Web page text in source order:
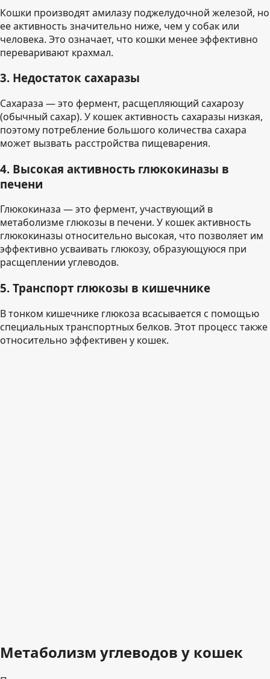
Кошки производят амилазу поджелудочной железой, но
ее активность значительно ниже, чем у собак или
человека. Это означает, что кошки менее эффективно
переваривают крахмал.
3. Недостаток сахаразы
Сахараза — это фермент, расщепляющий сахарозу
(обычный сахар). У кошек активность сахаразы низкая,
поэтому потребление большого количества сахара
может вызвать расстройства пищеварения.
4. Высокая активность глюкокиназы в
печени
Глюкокиназа — это фермент, участвующий в
метаболизме глюкозы в печени. У кошек активность
глюкокиназы относительно высокая, что позволяет им
эффективно усваивать глюкозу, образующуюся при
расщеплении углеводов.
5. Транспорт глюкозы в кишечнике
В тонком кишечнике глюкоза всасывается с помощью
специальных транспортных белков. Этот процесс также
относительно эффективен у кошек.
Метаболизм углеводов у кошек